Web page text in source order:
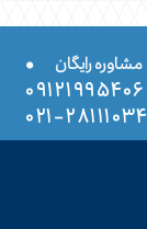
مشاوره رایگان
•
۰۹۱۲۱۹۹۵۴۰۶
۲۸۱۱۱۰۳۴-۰۲۱